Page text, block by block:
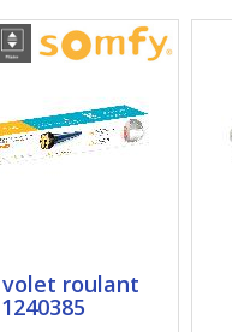
roulant